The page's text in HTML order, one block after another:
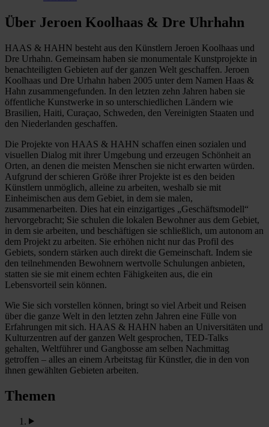
Über Jeroen Koolhaas & Dre Uhrhahn
HAAS & HAHN besteht aus den Künstlern Jeroen Koolhaas und
Dre Urhahn. Gemeinsam haben sie monumentale Kunstprojekte in
benachteiligten Gebieten auf der ganzen Welt geschaffen. Jeroen
Koolhaas und Dre Urhahn haben 2005 unter dem Namen Haas &
Hahn zusammengefunden. In den letzten zehn Jahren haben sie
öffentliche Kunstwerke in so unterschiedlichen Ländern wie
Brasilien, Haiti, Curaçao, Schweden, den Vereinigten Staaten und
den Niederlanden geschaffen.
Die Projekte von HAAS & HAHN schaffen einen sozialen und
visuellen Dialog mit ihrer Umgebung und erzeugen Schönheit an
Orten, an denen die meisten Menschen sie nicht erwarten würden.
Aufgrund der schieren Größe ihrer Projekte ist es den beiden
Künstlern unmöglich, alleine zu arbeiten, weshalb sie mit
Einheimischen aus dem Gebiet, in dem sie malen,
zusammenarbeiten. Dies hat ein einzigartiges „Geschäftsmodell“
hervorgebracht; Sie schulen die lokalen Bewohner aus dem Gebiet,
in dem sie arbeiten, und beschäftigen sie schließlich, um autonom an
dem Projekt zu arbeiten. Sie erhöhen nicht nur das Profil des
Gebiets, sondern stärken auch direkt die Gemeinschaft. Indem sie
den teilnehmenden Bewohnern wertvolle Schulungen anbieten,
statten sie sie mit einem echten Fähigkeiten aus, die ein
Lebensvorteil sein können.
Wie Sie sich vorstellen können, bringt so viel Arbeit und Reisen
über die ganze Welt in den letzten zehn Jahren eine Fülle von
Erfahrungen mit sich. HAAS & HAHN haben an Universitäten und
Kulturzentren auf der ganzen Welt gesprochen, TED-Talks
gehalten, Weltführer und Gangbosse am selben Nachmittag
getroffen – alles an einem Arbeitstag für Künstler, die in den von
ihnen gewählten Gebieten arbeiten.
Themen